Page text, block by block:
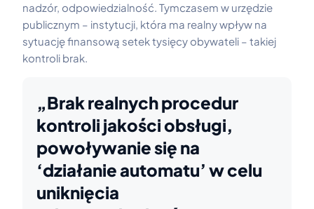
nadzór, odpowiedzialność. Tymczasem w urzędzie
publicznym – instytucji, która ma realny wpływ na
sytuację finansową setek tysięcy obywateli – takiej
kontroli brak.
„Brak realnych procedur
kontroli jakości obsługi,
powoływanie się na
‘działanie automatu’ w celu
uniknięcia